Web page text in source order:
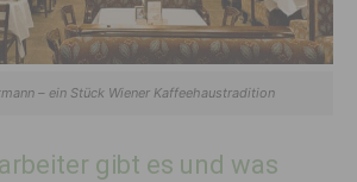
– ein Stück Wiener Kaffeehaustradition
gibt es und was